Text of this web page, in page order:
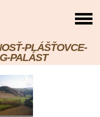
PLÁŠŤOVCE-
PALÁST